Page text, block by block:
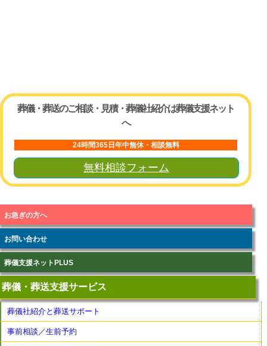
葬儀・葬送のご相談・見積・葬儀社紹介は葬儀支援ネット
へ
24時間365日年中無休・相談無料
無料相談フォーム
お急ぎの方へ
お問い合わせ
葬儀支援ネットPLUS
葬儀・葬送支援サービス
葬儀社紹介と葬送サポート
事前相談／生前予約